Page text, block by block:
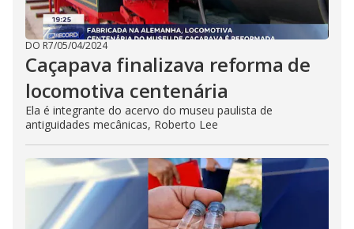
DO R7/05/04/2024
Caçapava finalizava reforma de
locomotiva centenária
Ela é integrante do acervo do museu paulista de
antiguidades mecânicas, Roberto Lee